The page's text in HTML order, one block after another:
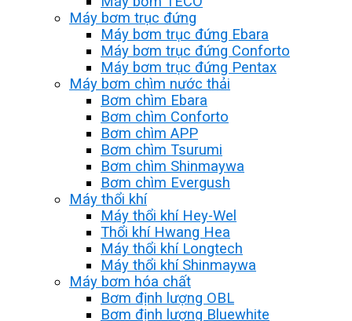
Máy bơm trục đứng
Máy bơm trục đứng Ebara
Máy bơm trục đứng Conforto
Máy bơm trục đứng Pentax
Máy bơm chìm nước thải
Bơm chìm Ebara
Bơm chìm Conforto
Bơm chìm APP
Bơm chìm Tsurumi
Bơm chìm Shinmaywa
Bơm chìm Evergush
Máy thổi khí
Máy thổi khí Hey-Wel
Thổi khí Hwang Hea
Máy thổi khí Longtech
Máy thổi khí Shinmaywa
Máy bơm hóa chất
Bơm định lượng OBL
Bơm định lượng Bluewhite